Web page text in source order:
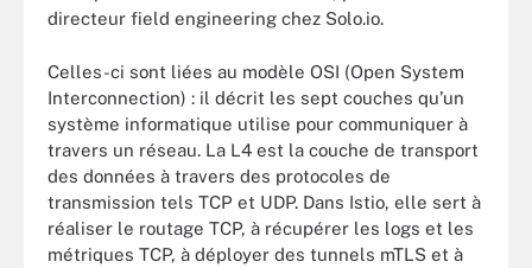
directeur field engineering chez Solo.io.
Celles-ci sont liées au modèle OSI (Open System
Interconnection) : il décrit les sept couches qu’un
système informatique utilise pour communiquer à
travers un réseau. La L4 est la couche de transport
des données à travers des protocoles de
transmission tels TCP et UDP. Dans Istio, elle sert à
réaliser le routage TCP, à récupérer les logs et les
métriques TCP, à déployer des tunnels mTLS et à